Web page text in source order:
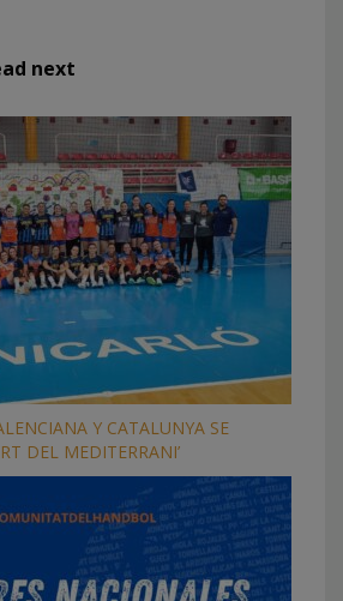
next
Y CATALUNYA SE
DEL MEDITERRANI’